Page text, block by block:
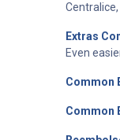
Extras
Even
Common
Common